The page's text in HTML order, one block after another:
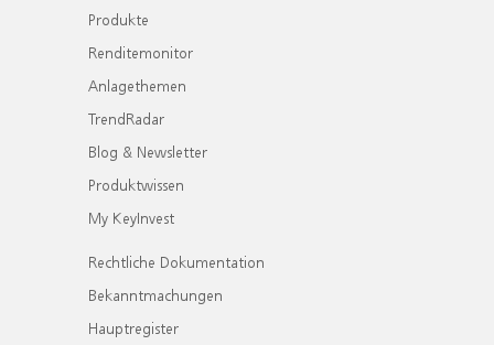
Produkte
Renditemonitor
Anlagethemen
TrendRadar
Blog & Newsletter
Produktwissen
My KeyInvest
Rechtliche Dokumentation
Bekanntmachungen
Hauptregister